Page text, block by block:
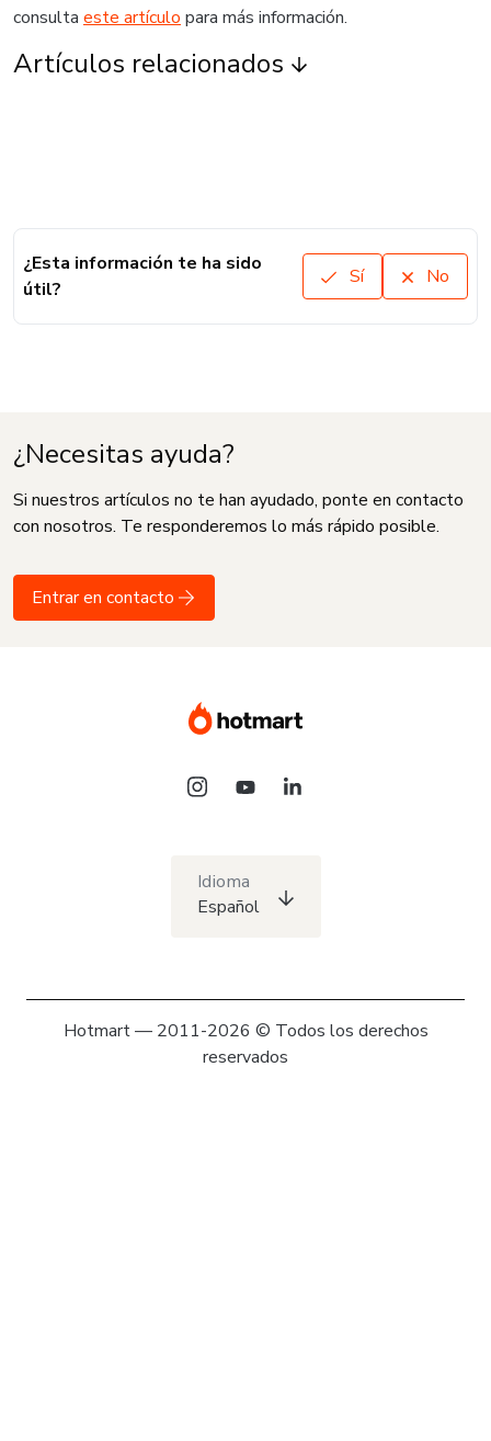
consulta este artículo para más información.
Artículos relacionados
¿Esta información te ha sido
útil?
Sí No
¿Necesitas ayuda?
Si nuestros artículos no te han ayudado, ponte en contacto
con nosotros. Te responderemos lo más rápido posible.
Entrar en contacto
Idioma
Español
Hotmart — 2011-2026 © Todos los derechos
reservados